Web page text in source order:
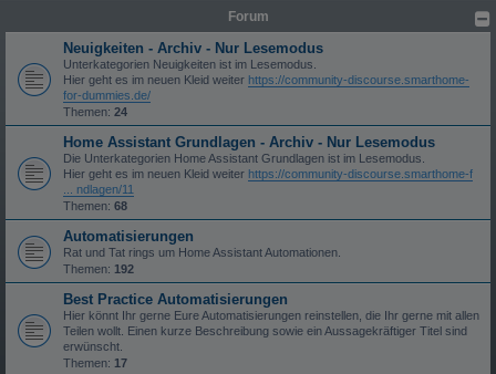
Forum
Neuigkeiten - Archiv - Nur Lesemodus
Unterkategorien Neuigkeiten ist im Lesemodus.
Hier geht es im neuen Kleid weiter https://community-discourse.smarthome-
for-dummies.de/
Themen: 24
Home Assistant Grundlagen - Archiv - Nur Lesemodus
Die Unterkategorien Home Assistant Grundlagen ist im Lesemodus.
Hier geht es im neuen Kleid weiter https://community-discourse.smarthome-f
... ndlagen/11
Themen: 68
Automatisierungen
Rat und Tat rings um Home Assistant Automationen.
Themen: 192
Best Practice Automatisierungen
Hier könnt Ihr gerne Eure Automatisierungen reinstellen, die Ihr gerne mit allen
Teilen wollt. Einen kurze Beschreibung sowie ein Aussagekräftiger Titel sind
erwünscht.
Themen: 17